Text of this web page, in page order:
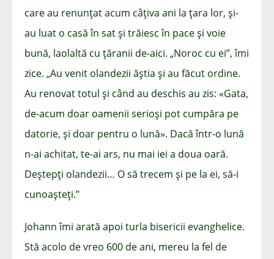
care au renunțat acum câțiva ani la țara lor, și-
au luat o casă în sat și trăiesc în pace și voie
bună, laolaltă cu țăranii de-aici. „Noroc cu ei”, îmi
zice. „Au venit olandezii ăștia și au făcut ordine.
Au renovat totul și când au deschis au zis: «Gata,
de-acum doar oamenii serioși pot cumpăra pe
datorie, și doar pentru o lună». Dacă într-o lună
n-ai achitat, te-ai ars, nu mai iei a doua oară.
Deștepți olandezii… O să trecem și pe la ei, să-i
cunoașteți.”
Johann îmi arată apoi turla bisericii evanghelice.
Stă acolo de vreo 600 de ani, mereu la fel de